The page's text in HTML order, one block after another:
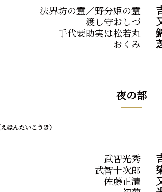
法界坊の霊／野分姫の霊
渡し守おしづ
手代要助実は松若丸
おくみ
夜の部
ほんたいこうき）
武智光秀
武智十次郎
佐藤正清